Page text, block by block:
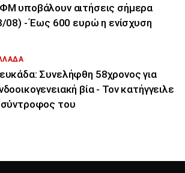
υποβάλουν αιτήσεις σήμερα
08) - Έως 600 ευρώ η ενίσχυση
Συνελήφθη 58χρονος για
βία - Τον κατήγγειλε
σύντροφος του